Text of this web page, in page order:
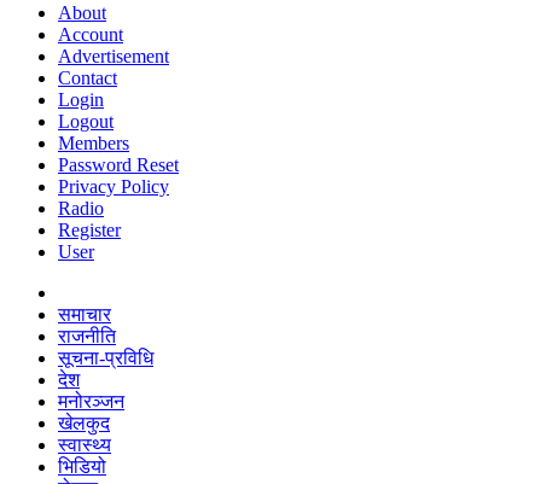
About
Account
Advertisement
Contact
Login
Logout
Members
Password Reset
Privacy Policy
Radio
Register
User
समाचार
राजनीति
सूचना-प्रविधि
देश
मनोरञ्जन
खेलकुद
स्वास्थ्य
भिडियो